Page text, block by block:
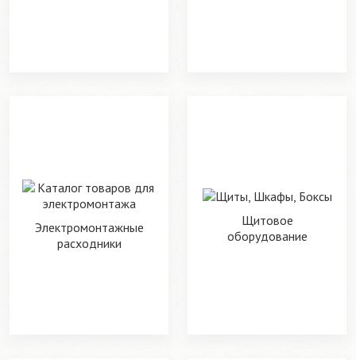
Электромонтажные
расходники
Щитовое
оборудование